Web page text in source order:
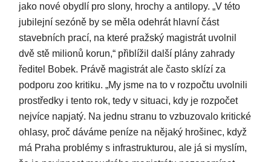
jako nové obydlí pro slony, hrochy a antilopy. „V této
jubilejní sezóně by se měla odehrát hlavní část
stavebních prací, na které pražský magistrát uvolnil
dvě stě milionů korun,“ přiblížil další plány zahrady
ředitel Bobek. Právě magistrát ale často sklízí za
podporu zoo kritiku. „My jsme na to v rozpočtu uvolnili
prostředky i tento rok, tedy v situaci, kdy je rozpočet
nejvíce napjatý. Na jednu stranu to vzbuzovalo kritické
ohlasy, proč dáváme peníze na nějaký hrošinec, když
má Praha problémy s infrastrukturou, ale já si myslím,